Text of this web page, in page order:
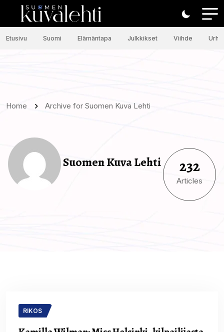
Etusivu Suomi Elämäntapa Julkkikset Viihde
Home Archive for Suomen Kuva Lehti
Suomen Kuva Lehti 232
Articles
RIKOS